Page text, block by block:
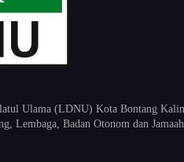
Ulama (LDNU) Kota Bontang
Lembaga, Badan Otonom dan